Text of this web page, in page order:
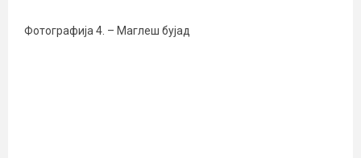
Фотографија 4. – Маглеш бујад